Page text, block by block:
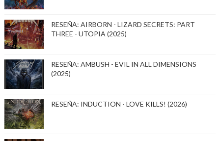
RESEÑA: AIRBORN - LIZARD SECRETS: PART
THREE - UTOPIA (2025)
RESEÑA: AMBUSH - EVIL IN ALL DIMENSIONS
(2025)
RESEÑA: INDUCTION - LOVE KILLS! (2026)